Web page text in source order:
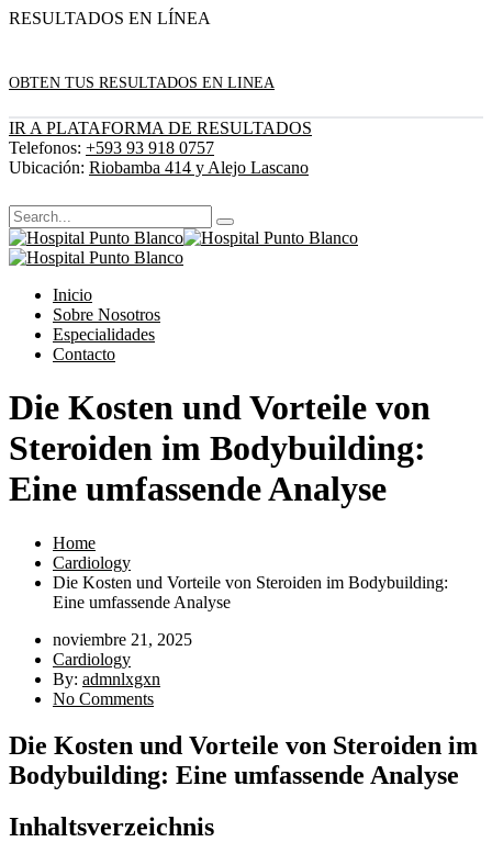
RESULTADOS EN LÍNEA
OBTEN TUS RESULTADOS EN LINEA
IR A PLATAFORMA DE RESULTADOS
Telefonos: +593 93 918 0757
Ubicación: Riobamba 414 y Alejo Lascano
Inicio
Sobre Nosotros
Especialidades
Contacto
Die Kosten und Vorteile von
Steroiden im Bodybuilding:
Eine umfassende Analyse
Home
Cardiology
Die Kosten und Vorteile von Steroiden im Bodybuilding:
Eine umfassende Analyse
noviembre 21, 2025
Cardiology
By: admnlxgxn
No Comments
Die Kosten und Vorteile von Steroiden im
Bodybuilding: Eine umfassende Analyse
Inhaltsverzeichnis